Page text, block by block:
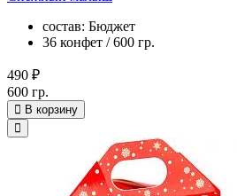
состав: Бюджет
36 конфет / 600 гр.
490 ₽
600 гр.
В корзину